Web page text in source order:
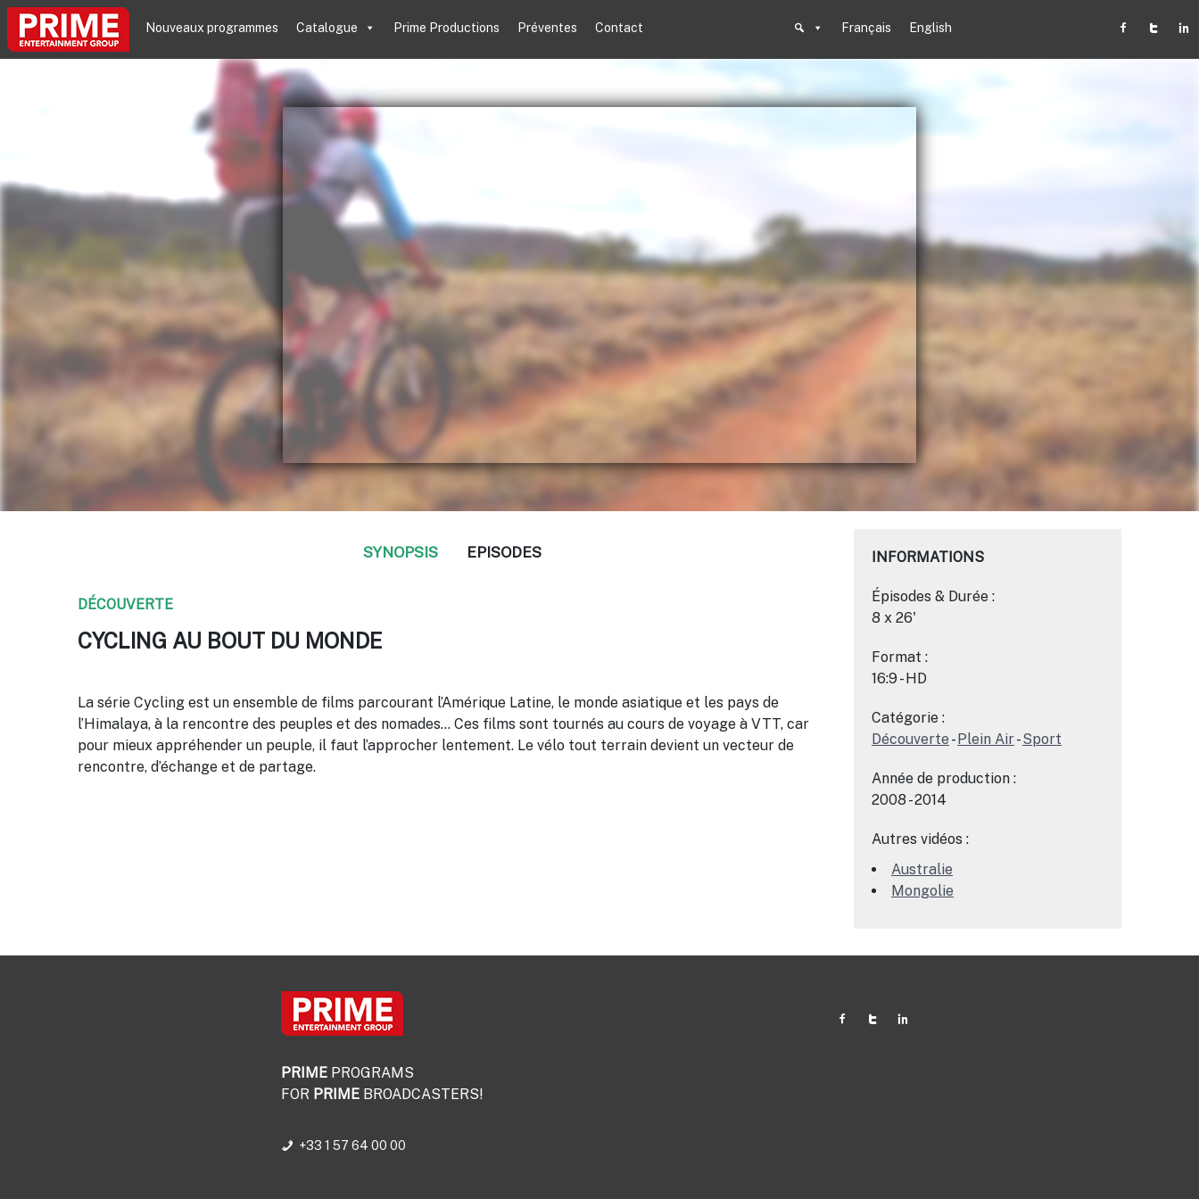
Nouveaux programmes Catalogue Prime Productions Préventes Contact Français English
SYNOPSIS EPISODES
DÉCOUVERTE
CYCLING AU BOUT DU MONDE
La série Cycling est un ensemble de films parcourant l’Amérique Latine, le monde asiatique et les pays de
l’Himalaya, à la rencontre des peuples et des nomades… Ces films sont tournés au cours de voyage à VTT, car
pour mieux appréhender un peuple, il faut l’approcher lentement. Le vélo tout terrain devient un vecteur de
rencontre, d’échange et de partage.
INFORMATIONS
Épisodes & Durée :
8 x 26'
Format :
16:9 - HD
Catégorie :
Découverte -Plein Air-Sport
Année de production :
2008 - 2014
Autres vidéos :
Australie
Mongolie
PRIMEPROGRAMS
FOR PRIMEBROADCASTERS!
+33 1 57 64 00 00